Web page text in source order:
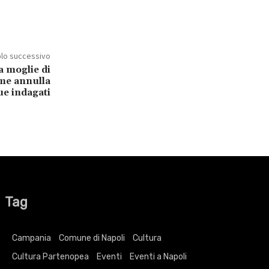
successivo
moglie di
annulla
indagati
Tag
Campania Comune di Napoli
Cultura
Cultura Partenopea
Eventi Eventi a Napoli